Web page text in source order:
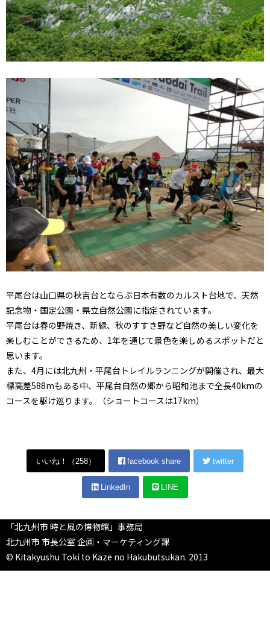
平尾台は山口県の秋吉台とならぶ日本有数のカルスト台地で、天然
記念物・国定公園・県立自然公園に指定されています。
平尾台は春の野焼き、新緑、秋のすすき野など自然の美しい変化を
楽しむことができるため、1年を通じて景色を楽しめるスポットだと
思います。
また、4月には北九州・平尾台トレイルランニングが開催され、最大
標高差588mもある中、平尾台自然の郷から昭和池まで全長40kmの
コースを駆け巡ります。（ショートコースは17km）
いいね！（ 258） facebook share twitter
LinkedIn LINE
「北九州市 時と風の博物館」事務局
北九州市 市長公室 企画・マーケティング課
© Kitakyushu Toki to Kaze no Hakubutsukan. 2013